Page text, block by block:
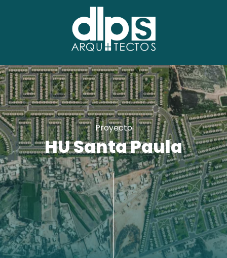
Proyecto
HU Santa Paula